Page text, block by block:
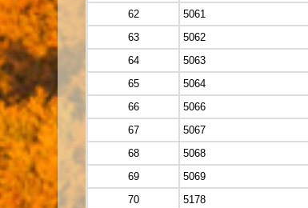
62
5061
63
5062
64
5063
65
5064
66
5066
67
5067
68
5068
69
5069
70
5178